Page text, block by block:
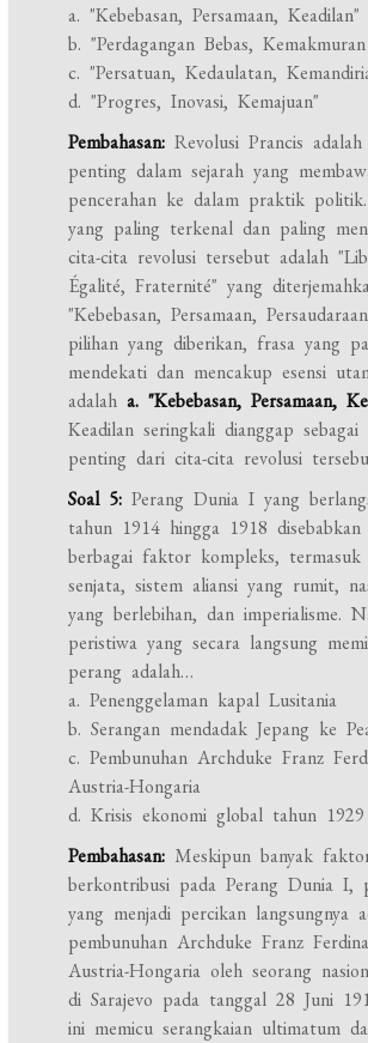
a. "Kebebasan, Persamaan, Keadilan"
b. "Perdagangan Bebas,
c. "Persatuan, Kedaulatan,
d. "Progres, Inovasi, Kemajuan"
Pembahasan: Revolusi Prancis
penting dalam sejarah yang
pencerahan ke dalam praktik
yang paling terkenal dan paling
cita-cita revolusi tersebut adalah
Égalité, Fraternité" yang
"Kebebasan, Persamaan,
pilihan yang diberikan, frasa yang
mendekati dan mencakup esensi
adalaha. "Kebebasan, Persamaan,
Keadilan seringkali dianggap sebagai
penting dari cita-cita revolusi
Soal 5: Perang Dunia I yang
tahun 1914 hingga 1918
berbagai faktor kompleks, termasuk
senjata, sistem aliansi yang rumit,
yang berlebihan, dan imperialisme.
peristiwa yang secara langsung
perang adalah…
a. Penenggelaman kapal Lusitania
b. Serangan mendadak Jepang ke
c. Pembunuhan Archduke Franz
Austria-Hongaria
d. Krisis ekonomi global tahun 1929
Pembahasan: Meskipun banyak
berkontribusi pada Perang Dunia I,
yang menjadi percikan langsungnya
pembunuhan Archduke Franz
Austria-Hongaria oleh seorang
di Sarajevo pada tanggal 28 Juni
ini memicu serangkaian ultimatum